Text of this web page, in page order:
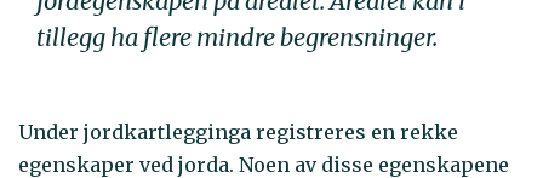
tillegg ha flere mindre begrensninger.
Under jordkartlegginga registreres en rekke
egenskaper ved jorda. Noen av disse egenskapene